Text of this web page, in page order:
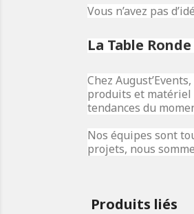
Vous n’avez pas
La Table
Chez
produits et matériel
tendances du
Nos équipes sont
projets, nous
Produits liés